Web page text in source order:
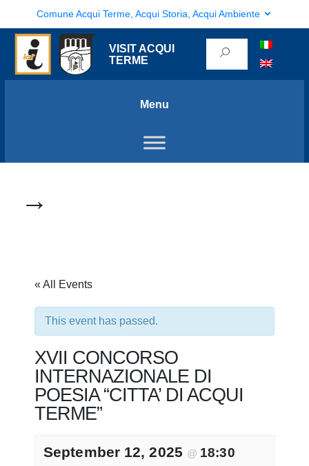
Comune Acqui Terme, Acqui Storia, Acqui Ambiente
VISIT ACQUI
TERME
Menu
→
« All Events
This event has passed.
XVII CONCORSO
INTERNAZIONALE DI
POESIA “CITTA’ DI ACQUI
TERME”
September 12, 2025 @ 18:30